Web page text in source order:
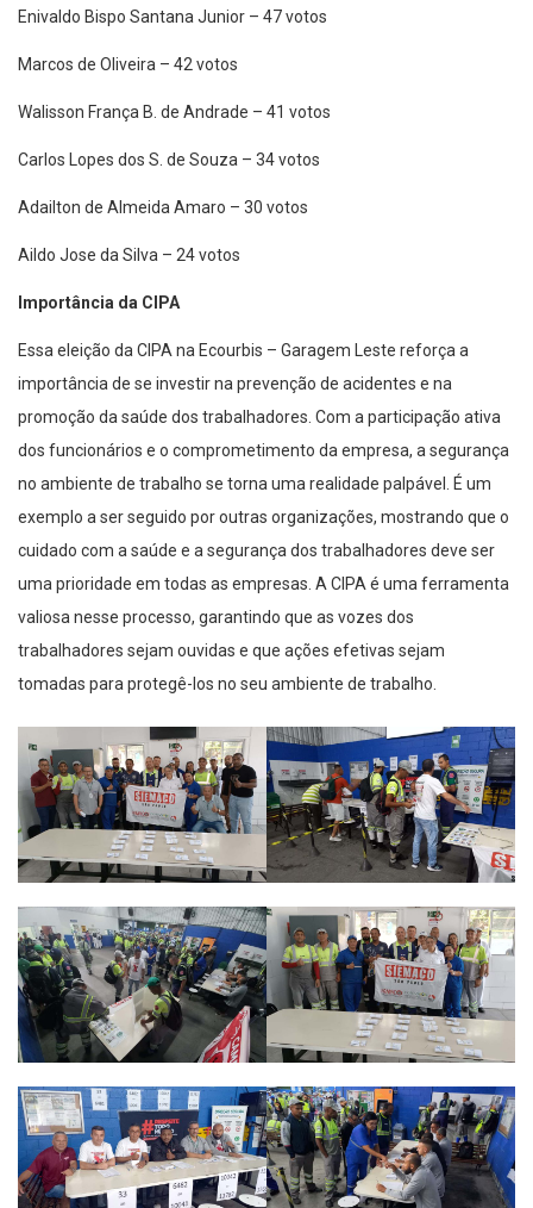
Enivaldo Bispo Santana Junior – 47 votos
Marcos de Oliveira – 42 votos
Walisson França B. de Andrade – 41 votos
Carlos Lopes dos S. de Souza – 34 votos
Adailton de Almeida Amaro – 30 votos
Aildo Jose da Silva – 24 votos
Importância da CIPA
Essa eleição da CIPA na Ecourbis – Garagem Leste reforça a
importância de se investir na prevenção de acidentes e na
promoção da saúde dos trabalhadores. Com a participação ativa
dos funcionários e o comprometimento da empresa, a segurança
no ambiente de trabalho se torna uma realidade palpável. É um
exemplo a ser seguido por outras organizações, mostrando que o
cuidado com a saúde e a segurança dos trabalhadores deve ser
uma prioridade em todas as empresas. A CIPA é uma ferramenta
valiosa nesse processo, garantindo que as vozes dos
trabalhadores sejam ouvidas e que ações efetivas sejam
tomadas para protegê-los no seu ambiente de trabalho.